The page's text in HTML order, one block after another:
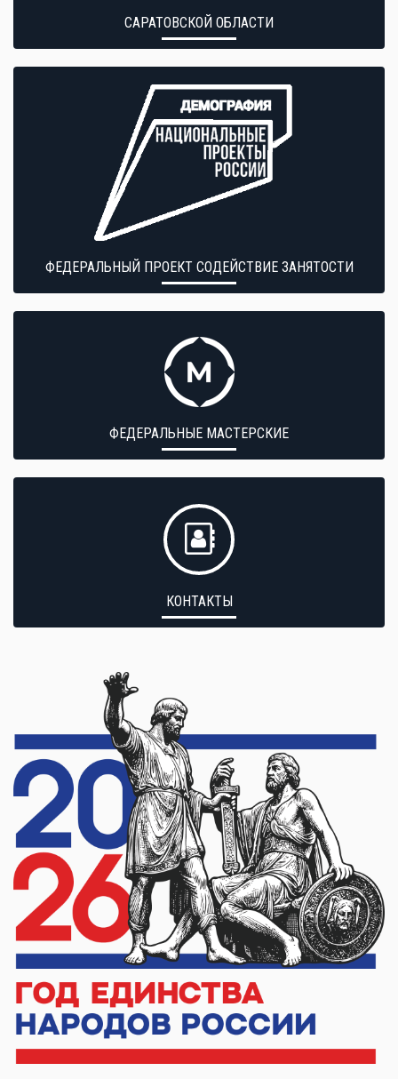
САРАТОВСКОЙ ОБЛАСТИ
ФЕДЕРАЛЬНЫЙ ПРОЕКТ СОДЕЙСТВИЕ ЗАНЯТОСТИ
ФЕДЕРАЛЬНЫЕ МАСТЕРСКИЕ
КОНТАКТЫ